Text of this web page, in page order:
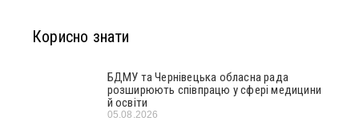
Корисно знати
БДМУ та Чернівецька обласна рада
розширюють співпрацю у сфері медицини
й освіти
05.08.2026